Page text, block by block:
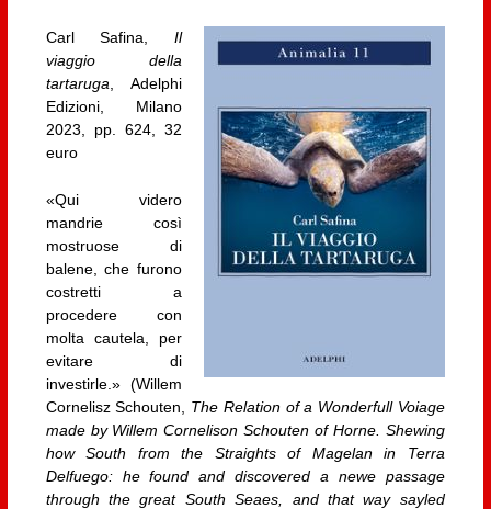
Carl Safina,Il
viaggio della
tartaruga , Adelphi
Edizioni, Milano
2023, pp. 624, 32
euro
«Qui videro
mandrie così
mostruose di
balene, che furono
costretti a
procedere con
molta cautela, per
evitare di
investirle.» (Willem
Cornelisz Schouten, The Relation of a Wonderfull Voiage
made by Willem Cornelison Schouten of Horne. Shewing
how South from the Straights of Magelan in Terra
Delfuego: he found and discovered a newe passage
through the great South Seaes, and that way sayled